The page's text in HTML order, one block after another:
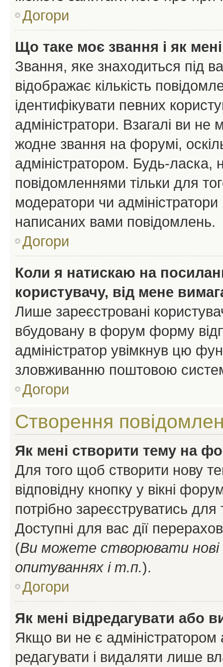
Догори
Що таке моє звання і як
Звання, яке знаходиться під
відображає кількість
ідентифікувати певних
адміністратори. Взагалі ви
жодне звання на форумі,
адміністратором. Будь-
повідомленнями тільки для
модератори чи
написаних вами повідомлень.
Догори
Коли я натискаю на
користувачу, від мене
Лише зареєстровані
вбудовану в форум форму
адміністратор увімкнув цю
зловживанню поштовою
Догори
Створення
Як мені створити тему на
Для того щоб створити нову
відповідну кнопку у вікні
потрібно зареєструватись
Доступні для вас дії
(Ви можете створювати
опитуваннях і т.п.).
Догори
Як мені відредагувати або
Якщо ви не є
редагувати і видаляти лише